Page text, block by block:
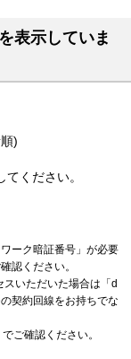
表示していま
)
ください。
ーク暗証番号」が必要
認ください。
いただいた場合は「d
契約回線をお持ちでな
でご確認ください。